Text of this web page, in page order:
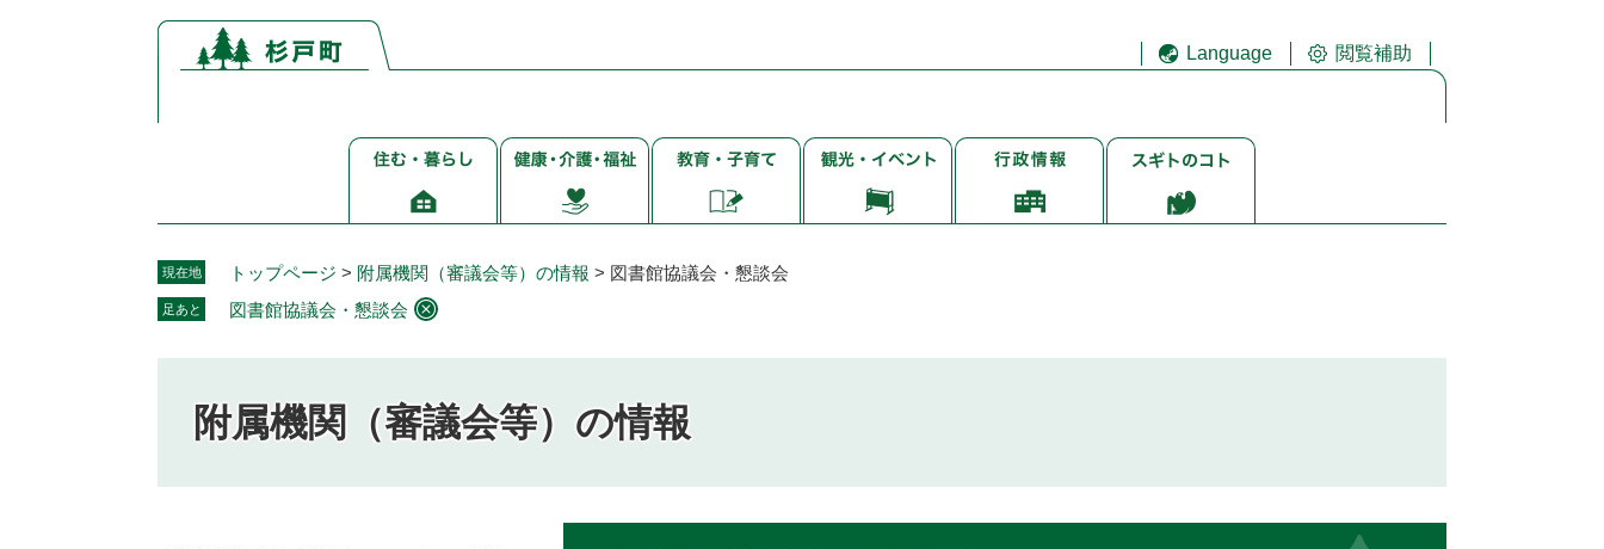
Language 閲覧補助
住
し
健
福
子
学・
観
行
ス
現在地 トップページ > 附属機関（審議会等）の情報 > 図書館協議会・懇談会
足あと 図書館協議会・懇談会
附属機関（審議会等）の情報